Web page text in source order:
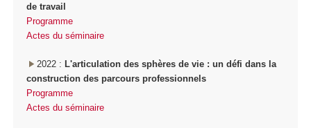
de travail
Programme
Actes du séminaire
2022 : L'articulation des sphères de vie : un défi dans la
construction des parcours professionnels
Programme
Actes du séminaire